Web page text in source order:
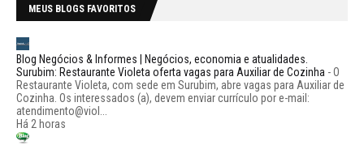
MEUS BLOGS FAVORITOS
Blog Negócios & Informes | Negócios, economia e atualidades.
Surubim: Restaurante Violeta oferta vagas para Auxiliar de Cozinha -O
Restaurante Violeta, com sede em Surubim, abre vagas para Auxiliar de
Cozinha. Os interessados (a), devem enviar currículo por e-mail:
atendimento@viol...
Há 2 horas